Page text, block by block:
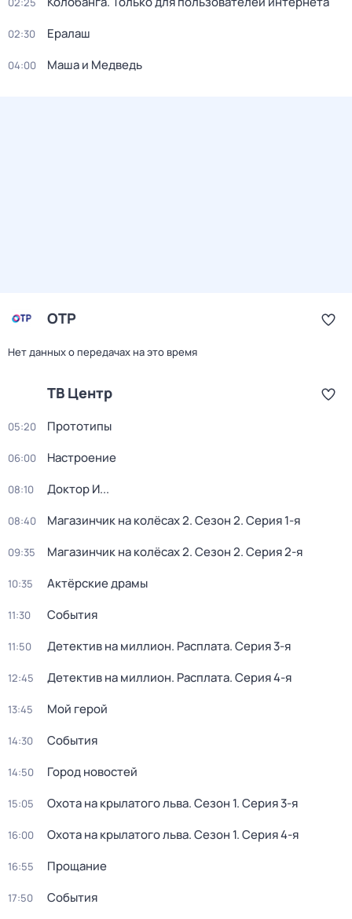
02:30 Ералаш
04:00 Маша и Медведь
ОТР
Нет данных о передачах на это время
ТВ Центр
05:20 Прототипы
06:00 Настроение
08:10 Доктор И...
08:40 Магазинчик на колёсах 2. Сезон 2. Серия 1-я
09:35 Магазинчик на колёсах 2. Сезон 2. Серия 2-я
10:35 Актёрские драмы
11:30 События
11:50 Детектив на миллион. Расплата. Серия 3-я
12:45 Детектив на миллион. Расплата. Серия 4-я
13:45 Мой герой
14:30 События
14:50 Город новостей
15:05 Охота на крылатого льва. Сезон 1. Серия 3-я
16:00 Охота на крылатого льва. Сезон 1. Серия 4-я
16:55 Прощание
17:50 События